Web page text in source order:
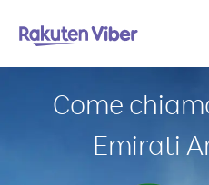
Come
Emirati